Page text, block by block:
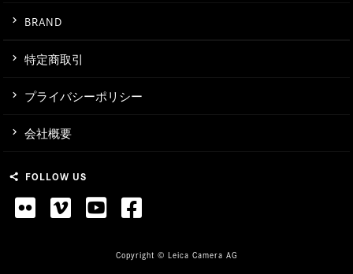
BRAND
特定商取引
プライバシーポリシー
会社概要
share FOLLOW US
Copyright © Leica Camera AG